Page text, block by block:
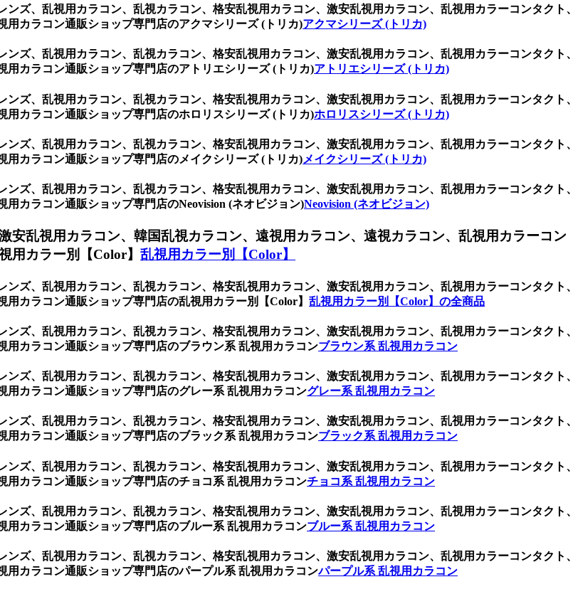
ズ、乱視用カラコン、乱視カラコン、格安乱視用カラコン、激安乱視用カラコン、乱視用カラーコンタクト、
カラコン通販ショップ専門店のアクマシリーズ (トリカ)アクマシリーズ (トリカ)
ズ、乱視用カラコン、乱視カラコン、格安乱視用カラコン、激安乱視用カラコン、乱視用カラーコンタクト、
カラコン通販ショップ専門店のアトリエシリーズ (トリカ)アトリエシリーズ (トリカ)
ズ、乱視用カラコン、乱視カラコン、格安乱視用カラコン、激安乱視用カラコン、乱視用カラーコンタクト、
カラコン通販ショップ専門店のホロリスシリーズ (トリカ)ホロリスシリーズ (トリカ)
ズ、乱視用カラコン、乱視カラコン、格安乱視用カラコン、激安乱視用カラコン、乱視用カラーコンタクト、
カラコン通販ショップ専門店のメイクシリーズ (トリカ)メイクシリーズ (トリカ)
ズ、乱視用カラコン、乱視カラコン、格安乱視用カラコン、激安乱視用カラコン、乱視用カラーコンタクト、
カラコン通販ショップ専門店のNeovision (ネオビジョン)Neovision (ネオビジョン)
安乱視用カラコン、韓国乱視カラコン、遠視用カラコン、遠視カラコン、乱視用カラーコン
用カラー別【Color】 乱視用カラー別【Color】
ズ、乱視用カラコン、乱視カラコン、格安乱視用カラコン、激安乱視用カラコン、乱視用カラーコンタクト、
カラコン通販ショップ専門店の乱視用カラー別【Color】 乱視用カラー別【Color】の全商品
ズ、乱視用カラコン、乱視カラコン、格安乱視用カラコン、激安乱視用カラコン、乱視用カラーコンタクト、
カラコン通販ショップ専門店のブラウン系 乱視用カラコンブラウン系 乱視用カラコン
ズ、乱視用カラコン、乱視カラコン、格安乱視用カラコン、激安乱視用カラコン、乱視用カラーコンタクト、
カラコン通販ショップ専門店のグレー系 乱視用カラコングレー系 乱視用カラコン
ズ、乱視用カラコン、乱視カラコン、格安乱視用カラコン、激安乱視用カラコン、乱視用カラーコンタクト、
カラコン通販ショップ専門店のブラック系 乱視用カラコンブラック系 乱視用カラコン
ズ、乱視用カラコン、乱視カラコン、格安乱視用カラコン、激安乱視用カラコン、乱視用カラーコンタクト、
カラコン通販ショップ専門店のチョコ系 乱視用カラコンチョコ系 乱視用カラコン
ズ、乱視用カラコン、乱視カラコン、格安乱視用カラコン、激安乱視用カラコン、乱視用カラーコンタクト、
カラコン通販ショップ専門店のブルー系 乱視用カラコンブルー系 乱視用カラコン
ズ、乱視用カラコン、乱視カラコン、格安乱視用カラコン、激安乱視用カラコン、乱視用カラーコンタクト、
カラコン通販ショップ専門店のパープル系 乱視用カラコンパープル系 乱視用カラコン